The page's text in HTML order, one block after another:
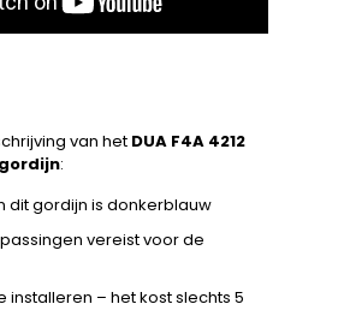
van het DUA F4A 4212
:
dit gordijn is donkerblauw
vereist voor de
installeren – het kost slechts 5